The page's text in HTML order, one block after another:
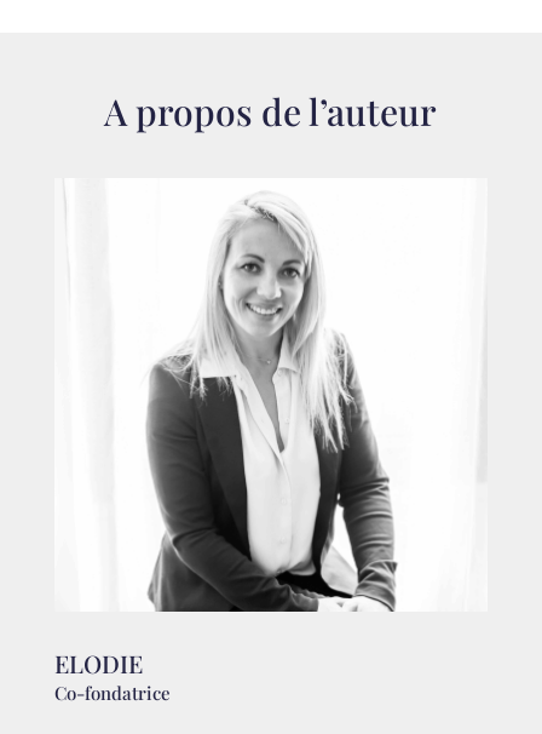
A propos de l’auteur
ELODIE
Co-fondatrice